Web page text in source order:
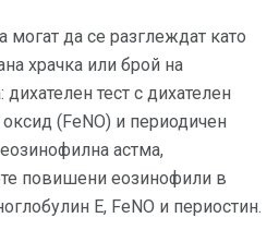
могат да се разглеждат като
храчка или брой на
тест с дихателен
оксид (FeNO) и периодичен
астма,
повишени еозинофили в
Е, FeNO и периостин.